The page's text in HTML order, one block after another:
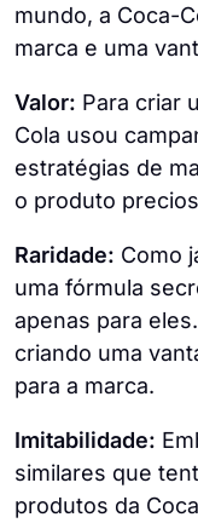
mundo, a Coca-
marca e uma
Valor: Para criar
Cola usou
estratégias de
o produto
Raridade: Como
uma fórmula
apenas para
criando uma
para a marca.
Imitabilidade:
similares que
produtos da